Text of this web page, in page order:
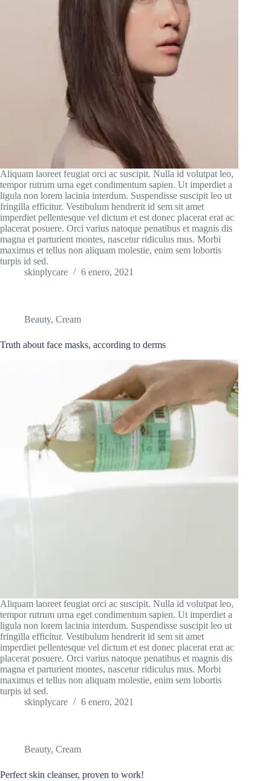
Aliquam laoreet feugiat orci ac suscipit. Nulla id volutpat leo,
tempor rutrum urna eget condimentum sapien. Ut imperdiet a
ligula non lorem lacinia interdum. Suspendisse suscipit leo ut
fringilla efficitur. Vestibulum hendrerit id sem sit amet
imperdiet pellentesque vel dictum et est donec placerat erat ac
placerat posuere. Orci varius natoque penatibus et magnis dis
magna et parturient montes, nascetur ridiculus mus. Morbi
maximus et tellus non aliquam molestie, enim sem lobortis
turpis id sed.
skinplycare
6 enero, 2021
Beauty, Cream
Truth about face masks, according to derms
Aliquam laoreet feugiat orci ac suscipit. Nulla id volutpat leo,
tempor rutrum urna eget condimentum sapien. Ut imperdiet a
ligula non lorem lacinia interdum. Suspendisse suscipit leo ut
fringilla efficitur. Vestibulum hendrerit id sem sit amet
imperdiet pellentesque vel dictum et est donec placerat erat ac
placerat posuere. Orci varius natoque penatibus et magnis dis
magna et parturient montes, nascetur ridiculus mus. Morbi
maximus et tellus non aliquam molestie, enim sem lobortis
turpis id sed.
skinplycare
6 enero, 2021
Beauty, Cream
Perfect skin cleanser, proven to work!